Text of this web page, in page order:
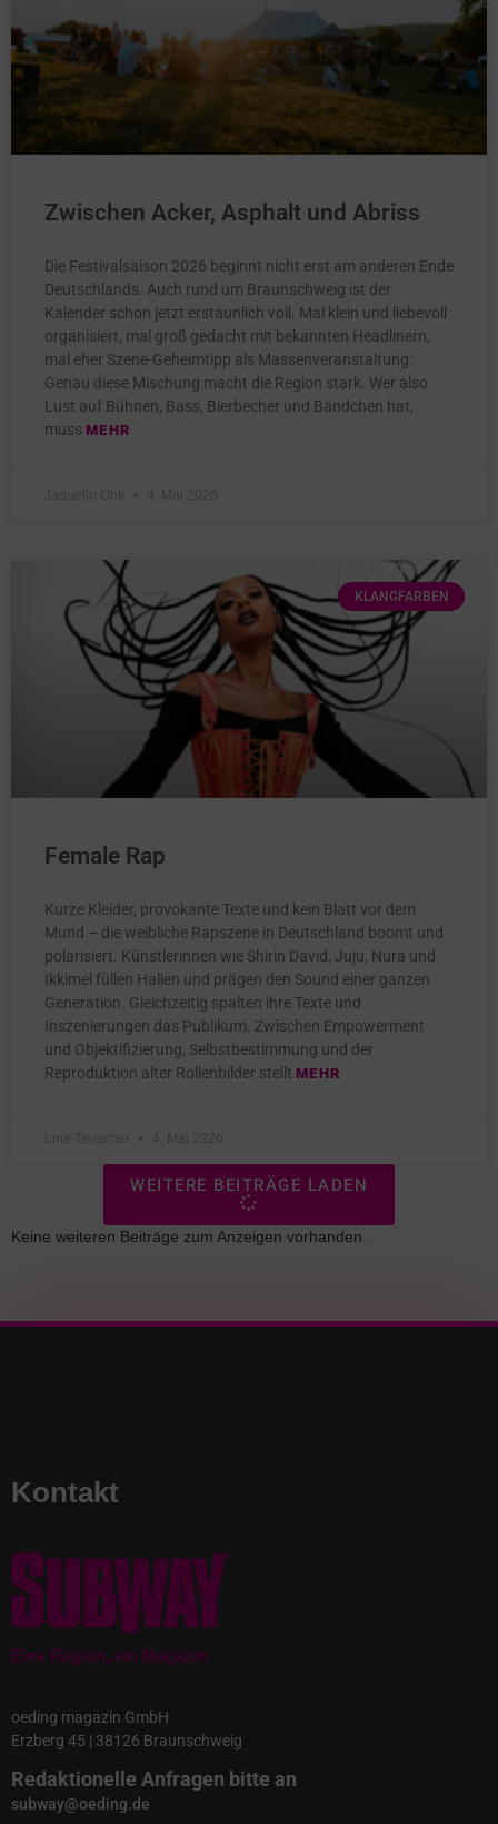
Zwischen Acker, Asphalt und Abriss
Die Festivalsaison 2026 beginnt nicht erst am anderen Ende
Deutschlands. Auch rund um Braunschweig ist der
Kalender schon jetzt erstaunlich voll. Mal klein und liebevoll
organisiert, mal groß gedacht mit bekannten Headlinern,
mal eher Szene-Geheimtipp als Massenveranstaltung:
Genau diese Mischung macht die Region stark. Wer also
Lust auf Bühnen, Bass, Bierbecher und Bändchen hat,
muss MEHR
Jaquelin Ohk 4. Mai 2026
KLANGFARBEN
Female Rap
Kurze Kleider, provokante Texte und kein Blatt vor dem
Mund – die weibliche Rapszene in Deutschland boomt und
polarisiert. Künstlerinnen wie Shirin David, Juju, Nura und
Ikkimel füllen Hallen und prägen den Sound einer ganzen
Generation. Gleichzeitig spalten ihre Texte und
Inszenierungen das Publikum. Zwischen Empowerment
und Objektifizierung, Selbstbestimmung und der
Reproduktion alter Rollenbilder stellt MEHR
Lina Tauscher 4. Mai 2026
WEITERE BEITRÄGE LADEN
Keine weiteren Beiträge zum Anzeigen vorhanden.
Kontakt
Eine Region, ein Magazin
oeding magazin GmbH
Erzberg 45 | 38126 Braunschweig
Redaktionelle Anfragen bitte an
subway@oeding.de